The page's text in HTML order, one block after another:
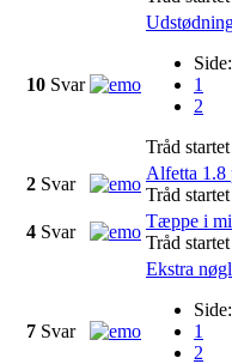
10 Svar
Side:
1
2
Tråd
2 Svar
Alfetta 1.8
Tråd
4 Svar
Tæppe i
Tråd
7 Svar
Ekstra
Side:
1
2